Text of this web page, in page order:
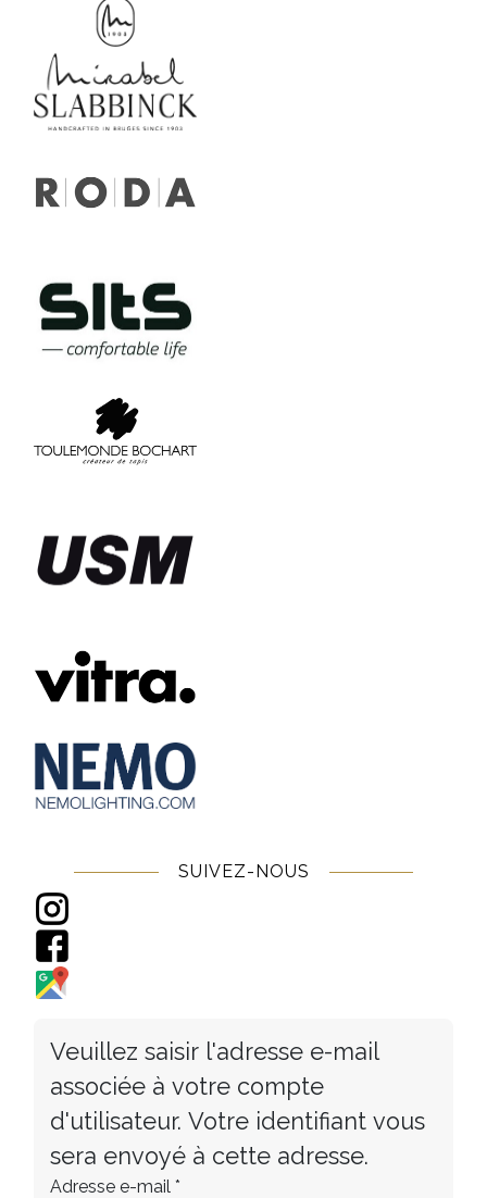
SUIVEZ-NOUS
Veuillez saisir l'adresse e-mail
associée à votre compte
d'utilisateur. Votre identifiant vous
sera envoyé à cette adresse.
Adresse e-mail *